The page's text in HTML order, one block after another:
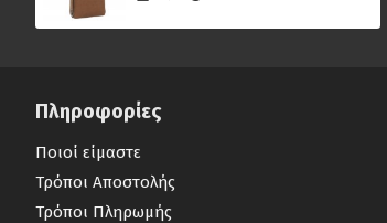
Πληροφορίες
Ποιοί είμαστε
Τρόποι Αποστολής
Τρόποι Πληρωμής